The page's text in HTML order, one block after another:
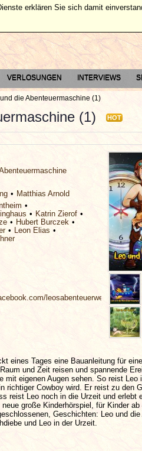
VERLOSUNGEN INTERVIEWS
die Abenteuermaschine (1)
(1) HOT
Matthias Arnold
Katrin Zierof
Hubert Burczek
Leon Elias
leosabenteuerwelt
eines Tages eine Bauanleitung für
und Zeit reisen und spannende
mit eigenen Augen sehen. So reist Leo
richtiger Cowboy wird. Er reist zu den
reist Leo noch in die Urzeit und erlebt
große Kinderhörspiel, für Kinder
Geschichten: Leo und die
und Leo in der Urzeit.
erklären Sie sich damit